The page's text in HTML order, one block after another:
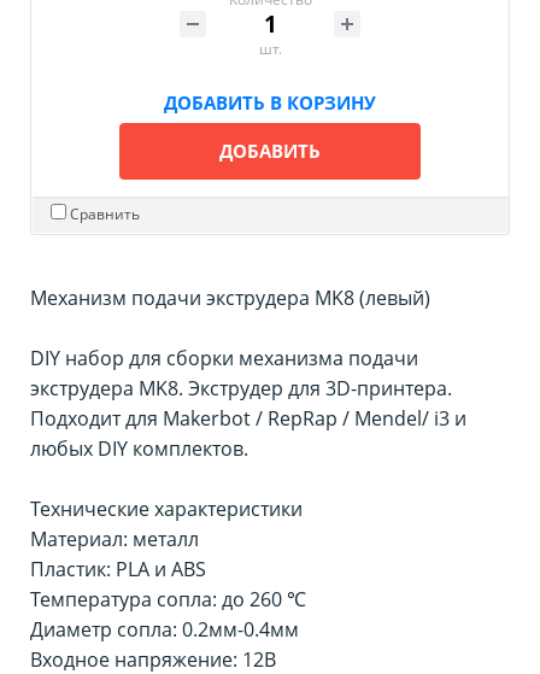
шт.
ДОБАВИТЬ В КОРЗИНУ
ДОБАВИТЬ
Сравнить
Механизм подачи экструдера MK8 (левый)
DIY набор для сборки механизма подачи
экструдера MK8. Экструдер для 3D-принтера.
Подходит для Makerbot / RepRap / Мendel/ i3 и
любых DIY комплектов.
Технические характеристики
Материал: металл
Пластик: PLA и ABS
Температура сопла: до 260 ℃
Диаметр сопла: 0.2мм-0.4мм
Входное напряжение: 12В